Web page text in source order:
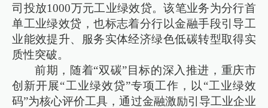
司投放1000万元工业绿效贷。该笔业务为分行首
单工业绿效贷，也标志着分行以金融手段引导工
业能效提升、服务实体经济绿色低碳转型取得实
质性突破。
前期，随着“双碳”目标的深入推进，重庆市
创新开展“工业绿效贷”专项工作，以“工业绿效
码”为核心评价工具，通过金融激励引导工业企业